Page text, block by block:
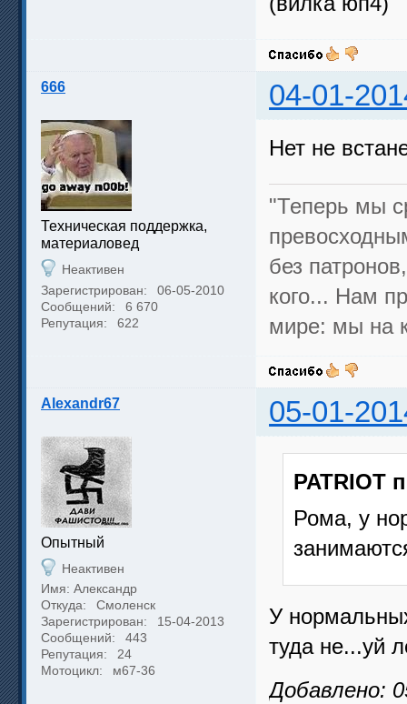
666 04-01-
Техническая поддержка,
материаловед
Неактивен
Зарегистрирован:
06-05-2010
Сообщений:
6 670
Репутация:
622
Нет не
"Теперь мы
без
кого... Нам
мире: мы на
Alexandr67 05-01-
Опытный
Неактивен
Имя: Александр
Откуда:
Смоленск
Зарегистрирован:
15-04-2013
Сообщений:
443
Репутация:
24
Мотоцикл:
м67-36
PATRIOT
Рома, у
У
туда не...уй
Добавлено: